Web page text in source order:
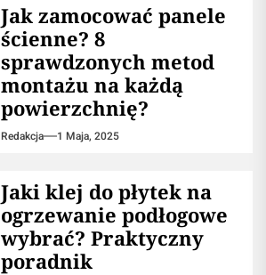
Jak zamocować panele
ścienne? 8
sprawdzonych metod
montażu na każdą
powierzchnię?
Redakcja 1 Maja, 2025
Jaki klej do płytek na
ogrzewanie podłogowe
wybrać? Praktyczny
poradnik